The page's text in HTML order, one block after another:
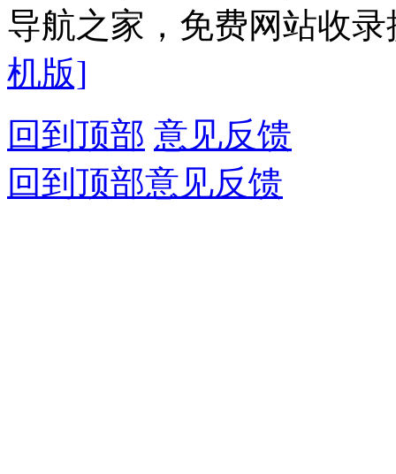
导航之家，免费网站收
机版]
回到顶部 意见反馈
回到顶部意见反馈